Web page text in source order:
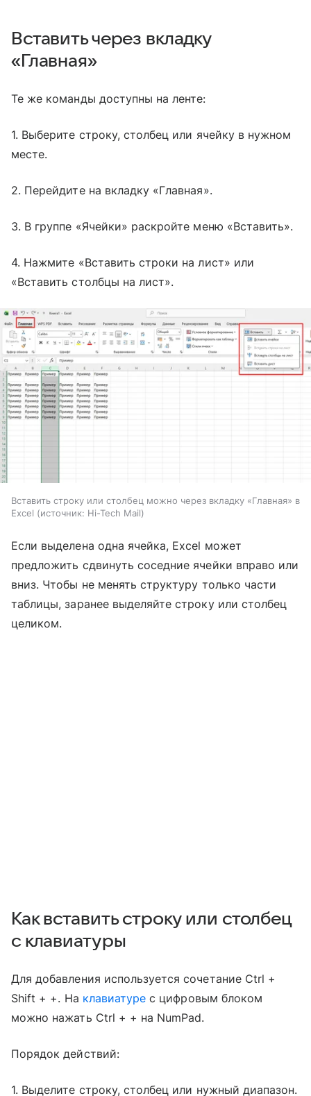
Вставить через вкладку
«Главная»
Те же команды доступны на ленте:
1. Выберите строку, столбец или ячейку в нужном
месте.
2. Перейдите на вкладку «Главная».
3. В группе «Ячейки» раскройте меню «Вставить».
4. Нажмите «Вставить строки на лист» или
«Вставить столбцы на лист».
Вставить строку или столбец можно через вкладку «Главная» в
Excel
источник: Hi-Tech Mail
Если выделена одна ячейка, Excel может
предложить сдвинуть соседние ячейки вправо или
вниз. Чтобы не менять структуру только части
таблицы, заранее выделяйте строку или столбец
целиком.
Как вставить строку или столбец
с клавиатуры
Для добавления используется сочетание Ctrl +
Shift + +. На клавиатуре с цифровым блоком
можно нажать Ctrl + + на NumPad.
Порядок действий:
1. Выделите строку, столбец или нужный диапазон.